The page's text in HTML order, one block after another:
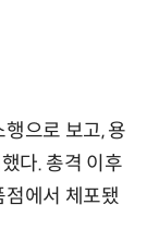
으로 보고, 용
다. 총격 이후
점에서 체포됐